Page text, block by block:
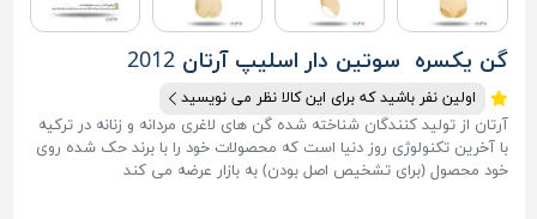
گن یکسره سوتین دار اسلیپ آرتان 2012
اولین نفر باشید که برای این کالا نظر می نویسید
آرتان از تولید کنندگان شناخته شده گن های لاغری مردانه و زنانه در ترکیه
با آخرین تکنولوژی روز دنیا است که محصولات خود را با برند حک شده روی
خود محصول (برای تشخیص اصل بودن) به بازار عرضه می کند